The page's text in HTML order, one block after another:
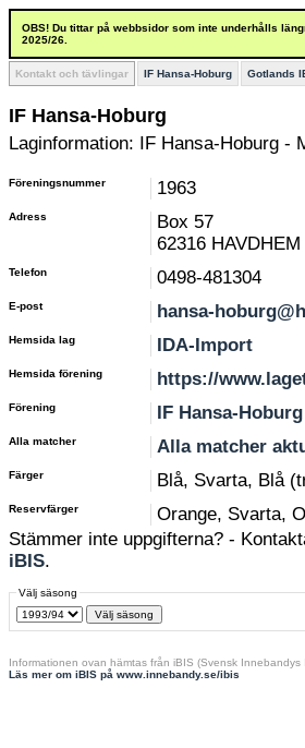
OBS! Du tittar på webbsidor som inte underhålls
2025/26.
Kontakt och tävlingar IF Hansa-Hoburg Gotlands
IF Hansa-Hoburg
Laginformation: IF Hansa-Hoburg -
Föreningsnummer 1963
Adress
Box 57
62316 HAVDHEM
Telefon 0498-481304
E-post hansa-
Hemsida lag IDA-Import
Hemsida förening https://
Förening IF Hansa-Hoburg
Alla matcher Alla matcher
Färger Blå, Svarta, Blå
Reservfärger
Orange, Svarta,
Stämmer inte uppgifterna? -
iBIS.
Välj säsong
Informationen ovan hämtas från iBIS (Svensk Innebandys
Läs mer om iBIS på www.innebandy.se/ibis